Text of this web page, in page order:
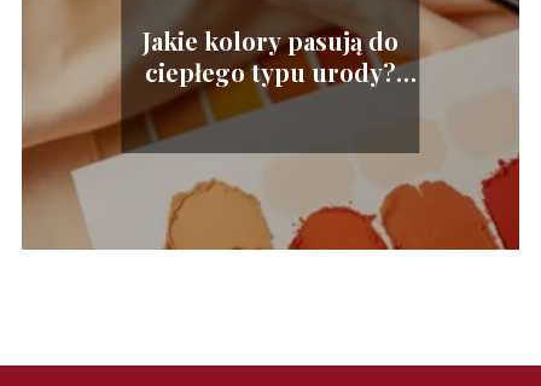
Jakie kolory pasują do
ciepłego typu urody?
Sprawdź to!